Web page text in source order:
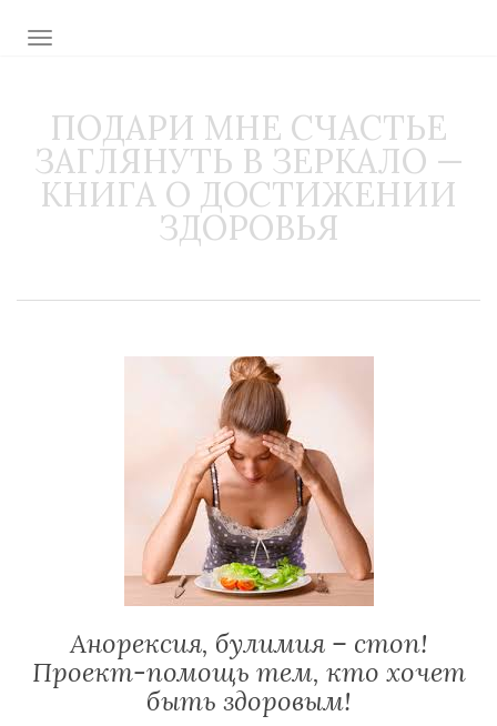
TOGGLE NAVIGATION
ПОДАРИ МНЕ СЧАСТЬЕ
ЗАГЛЯНУТЬ В ЗЕРКАЛО —
КНИГА О ДОСТИЖЕНИИ
ЗДОРОВЬЯ
Анорексия, булимия – стоп!
Проект-помощь тем, кто хочет
быть здоровым!